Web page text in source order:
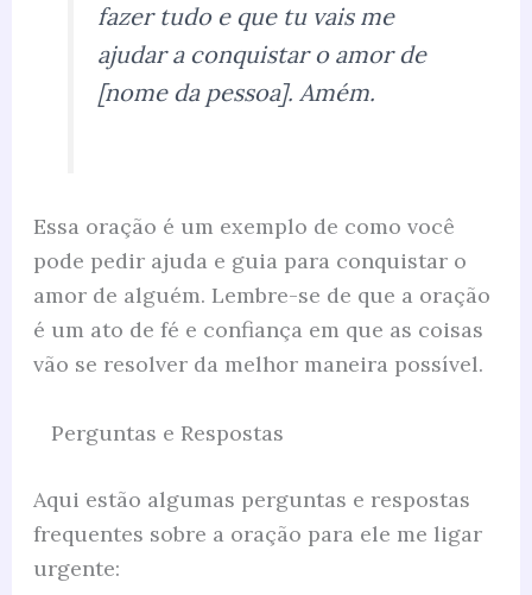
fazer tudo e que tu vais me
ajudar a conquistar o amor de
[nome da pessoa]. Amém.
Essa oração é um exemplo de como você
pode pedir ajuda e guia para conquistar o
amor de alguém. Lembre-se de que a oração
é um ato de fé e confiança em que as coisas
vão se resolver da melhor maneira possível.
Perguntas e Respostas
Aqui estão algumas perguntas e respostas
frequentes sobre a oração para ele me ligar
urgente: